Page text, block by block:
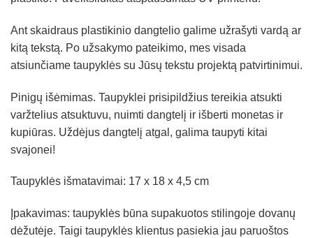
Ant skaidraus plastikinio dangtelio galime užrašyti vardą ar
kitą tekstą. Po užsakymo pateikimo, mes visada
atsiunčiame taupyklės su Jūsų tekstu projektą patvirtinimui.
Pinigų išėmimas. Taupyklei prisipildžius tereikia atsukti
varžtelius atsuktuvu, nuimti dangtelį ir išberti monetas ir
kupiūras. Uždėjus dangtelį atgal, galima taupyti kitai
svajonei!
Taupyklės išmatavimai: 17 x 18 x 4,5 cm
Įpakavimas: taupyklės būna supakuotos stilingoje dovanų
dėžutėje. Taigi taupyklės klientus pasiekia jau paruoštos